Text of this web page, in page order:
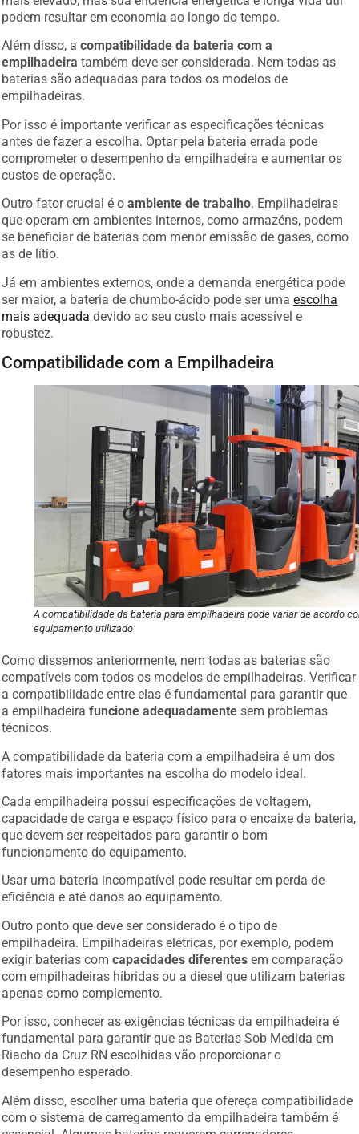
podem resultar em economia ao longo do tempo.
Além disso, a compatibilidade da bateria com a
empilhadeira também deve ser considerada. Nem todas as
baterias são adequadas para todos os modelos de
empilhadeiras.
Por isso é importante verificar as especificações técnicas
antes de fazer a escolha. Optar pela bateria errada pode
comprometer o desempenho da empilhadeira e aumentar os
custos de operação.
Outro fator crucial é o ambiente de trabalho . Empilhadeiras
que operam em ambientes internos, como armazéns, podem
se beneficiar de baterias com menor emissão de gases, como
as de lítio.
Já em ambientes externos, onde a demanda energética pode
ser maior, a bateria de chumbo-ácido pode ser uma
escolha
mais adequada
devido ao seu custo mais acessível e
robustez.
Compatibilidade com a Empilhadeira
A compatibilidade da bateria para empilhadeira pode variar de acordo
equipamento utilizado
Como dissemos anteriormente, nem todas as baterias são
compatíveis com todos os modelos de empilhadeiras. Verificar
a compatibilidade entre elas é fundamental para garantir que
a empilhadeirafuncione adequadamente sem problemas
técnicos.
A compatibilidade da bateria com a empilhadeira é um dos
fatores mais importantes na escolha do modelo ideal.
Cada empilhadeira possui especificações de voltagem,
capacidade de carga e espaço físico para o encaixe da bateria,
que devem ser respeitados para garantir o bom
funcionamento do equipamento.
Usar uma bateria incompatível pode resultar em perda de
eficiência e até danos ao equipamento.
Outro ponto que deve ser considerado é o tipo de
empilhadeira. Empilhadeiras elétricas, por exemplo, podem
exigir baterias com
capacidades diferentes
em comparação
com empilhadeiras híbridas ou a diesel que utilizam baterias
apenas como complemento.
Por isso, conhecer as exigências técnicas da empilhadeira é
fundamental para garantir que as Baterias Sob Medida em
Riacho da Cruz RN escolhidas vão proporcionar o
desempenho esperado.
Além disso, escolher uma bateria que ofereça compatibilidade
com o sistema de carregamento da empilhadeira também é
essencial. Algumas baterias requerem carregadores